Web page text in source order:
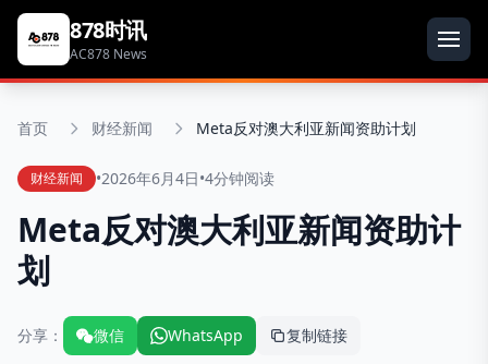
878时讯
AC878 News
首页 财经新闻 Meta反对澳大利亚新闻资助计划
财经新闻 •2026年6月4日•4分钟阅读
Meta反对澳大利亚新闻资助计
划
分享： 微信 WhatsApp 复制链接